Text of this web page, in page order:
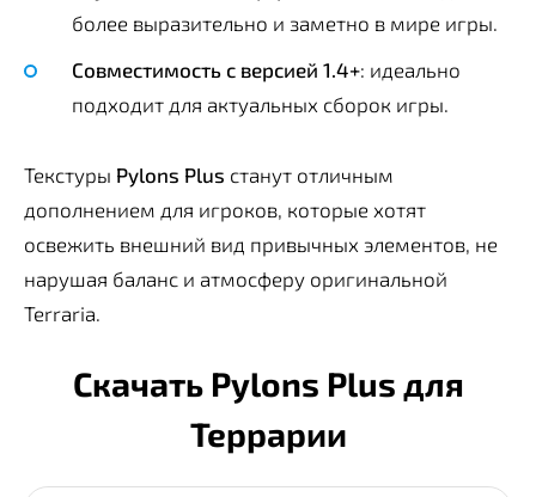
более выразительно и заметно в мире игры.
Совместимость с версией 1.4+: идеально
подходит для актуальных сборок игры.
Текстуры Pylons Plus станут отличным
дополнением для игроков, которые хотят
освежить внешний вид привычных элементов, не
нарушая баланс и атмосферу оригинальной
Terraria.
Скачать Pylons Plus для
Террарии